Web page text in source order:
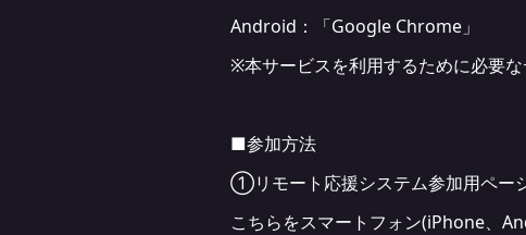
Android：「Google Chrome」
※本サービスを利用するために必要
■参加方法
①リモート応援システム参加用ペー
こちらをスマートフォン(iPhone、